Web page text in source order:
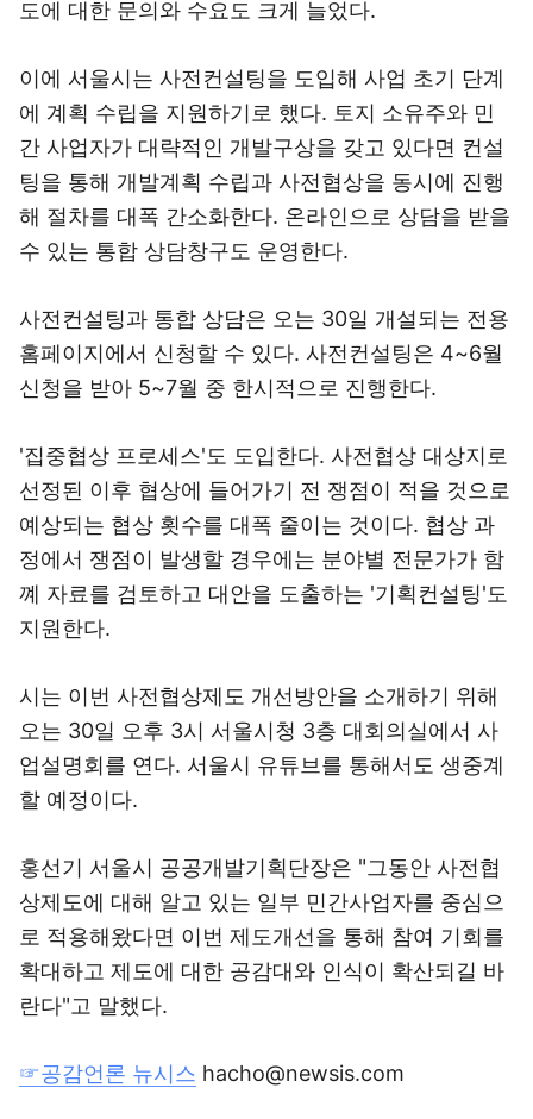
도에 대한 문의와 수요도 크게 늘었다.
이에 서울시는 사전컨설팅을 도입해 사업 초기 단계
에 계획 수립을 지원하기로 했다. 토지 소유주와 민
간 사업자가 대략적인 개발구상을 갖고 있다면 컨설
팅을 통해 개발계획 수립과 사전협상을 동시에 진행
해 절차를 대폭 간소화한다. 온라인으로 상담을 받을
수 있는 통합 상담창구도 운영한다.
사전컨설팅과 통합 상담은 오는 30일 개설되는 전용
홈페이지에서 신청할 수 있다. 사전컨설팅은 4~6월
신청을 받아 5~7월 중 한시적으로 진행한다.
'집중협상 프로세스'도 도입한다. 사전협상 대상지로
선정된 이후 협상에 들어가기 전 쟁점이 적을 것으로
예상되는 협상 횟수를 대폭 줄이는 것이다. 협상 과
정에서 쟁점이 발생할 경우에는 분야별 전문가가 함
꼐 자료를 검토하고 대안을 도출하는 '기획컨설팅'도
지원한다.
시는 이번 사전협상제도 개선방안을 소개하기 위해
오는 30일 오후 3시 서울시청 3층 대회의실에서 사
업설명회를 연다. 서울시 유튜브를 통해서도 생중계
할 예정이다.
홍선기 서울시 공공개발기획단장은 "그동안 사전협
상제도에 대해 알고 있는 일부 민간사업자를 중심으
로 적용해왔다면 이번 제도개선을 통해 참여 기회를
확대하고 제도에 대한 공감대와 인식이 확산되길 바
란다"고 말했다.
☞공감언론 뉴시스 hacho@newsis.com